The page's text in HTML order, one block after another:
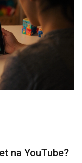
na YouTube?